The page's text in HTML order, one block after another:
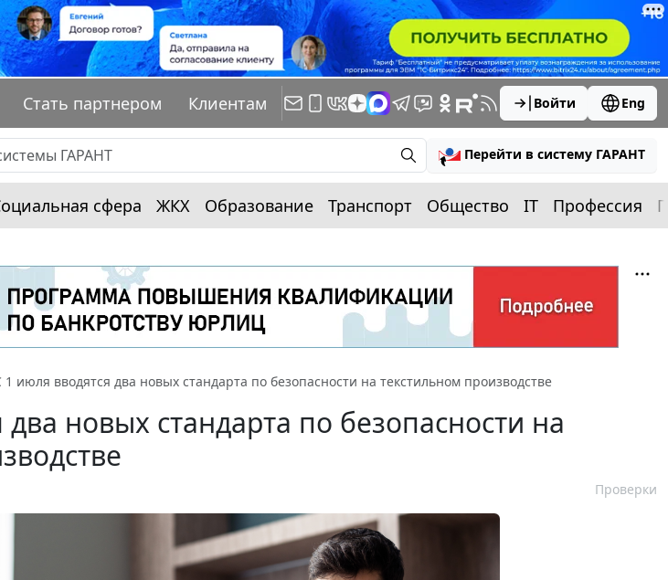
Стать партнером Клиентам Войти Eng
Перейти в систему ГАРАНТ
сфера ЖКХ Образование Транспорт Общество IT Профессия
1 июля вводятся два новых стандарта по безопасности на текстильном производстве
новых стандарта по безопасности на
Проверки